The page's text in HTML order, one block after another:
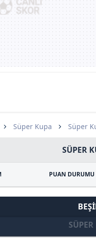
Süper Kupa Süper
SÜPER
PUAN DURUMU